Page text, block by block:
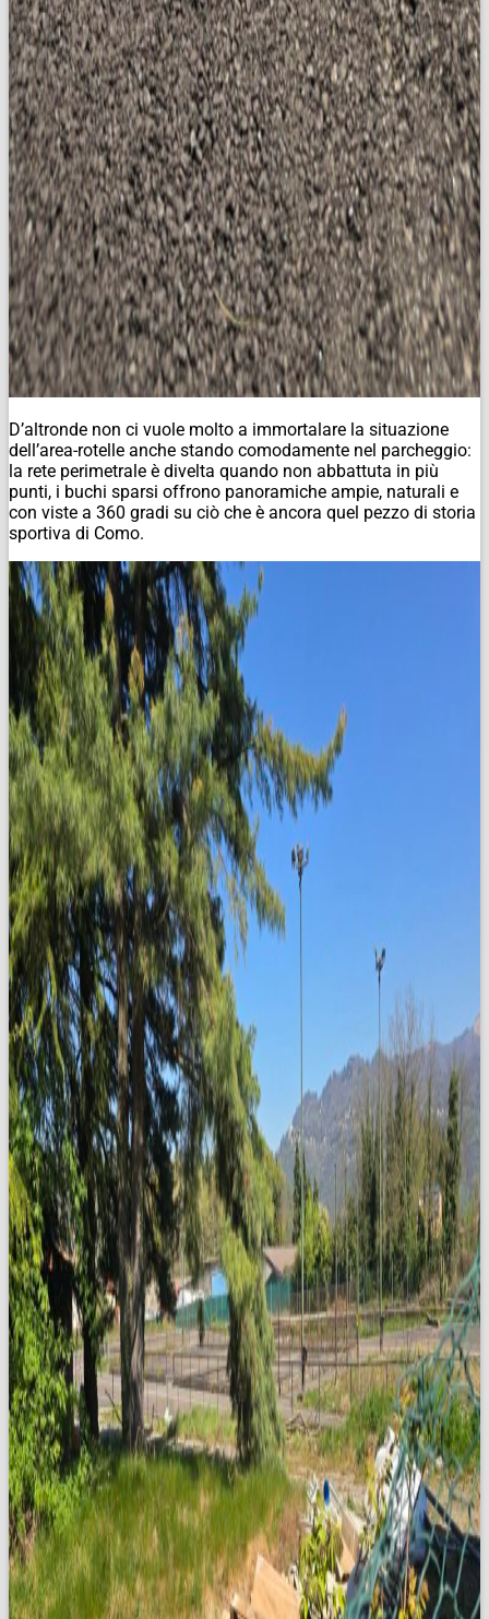
D’altronde non ci vuole molto a immortalare la situazione
dell’area-rotelle anche stando comodamente nel parcheggio:
la rete perimetrale è divelta quando non abbattuta in più
punti, i buchi sparsi offrono panoramiche ampie, naturali e
con viste a 360 gradi su ciò che è ancora quel pezzo di storia
sportiva di Como.